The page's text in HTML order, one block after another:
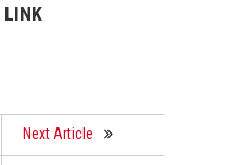
Next Article